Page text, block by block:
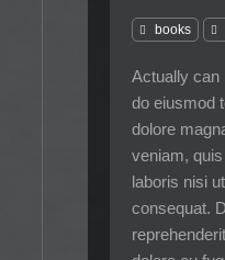
books
Actually can
do eiusmod
dolore
veniam,
laboris nisi
consequat.